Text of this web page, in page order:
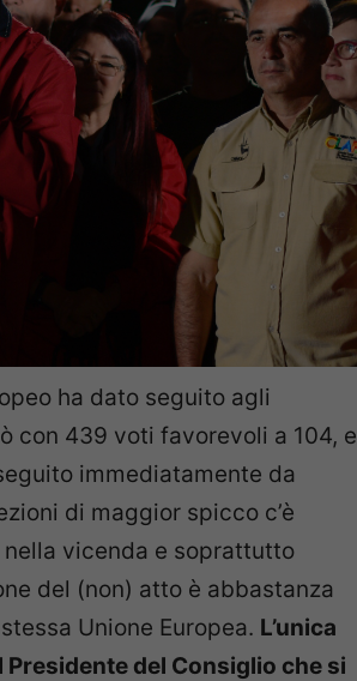
ha dato seguito agli
con 439 voti favorevoli a 104, e
immediatamente da
di maggior spicco c’è
nella vicenda e soprattutto
del (non) atto è abbastanza
Unione Europea. L’unica
del Consiglio che si